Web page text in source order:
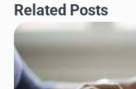
Related Posts